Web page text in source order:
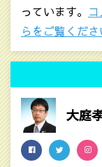
っています。
らをご覧くださ
大庭